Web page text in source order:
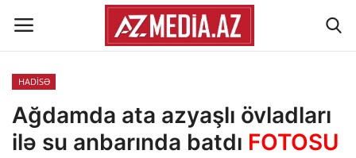
Əlaqə
Xəbər lenti
HADİSƏ
Ağdamda ata azyaşlı övladları
ilə su anbarında batdı FOTOSU